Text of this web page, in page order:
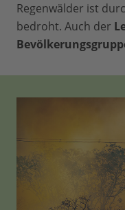
Regenwälder ist
bedroht. Auch der